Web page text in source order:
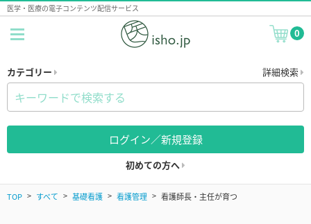
医学・医療の電子コンテンツ配信サービス
0
カテゴリー 詳細検索
ログイン／新規登録
初めての方へ
TOP すべて 基礎看護 看護管理 看護師長・主任が育つ